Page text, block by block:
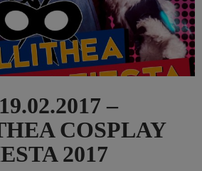
–
COSPLAY
2017